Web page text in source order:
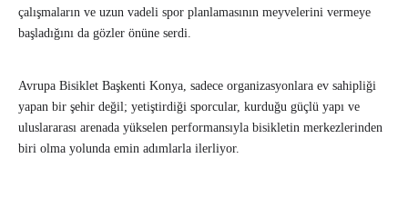
çalışmaların ve uzun vadeli spor planlamasının meyvelerini vermeye
başladığını da gözler önüne serdi.
Avrupa Bisiklet Başkenti Konya, sadece organizasyonlara ev sahipliği
yapan bir şehir değil; yetiştirdiği sporcular, kurduğu güçlü yapı ve
uluslararası arenada yükselen performansıyla bisikletin merkezlerinden
biri olma yolunda emin adımlarla ilerliyor.